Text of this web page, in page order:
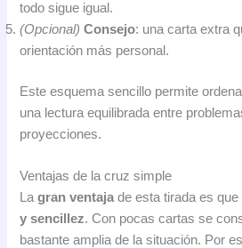
todo sigue igual.
(Opcional) Consejo: una carta extra
orientación más personal.
Este esquema sencillo permite
una lectura equilibrada entre
proyecciones.
Ventajas de la cruz simple
Lagran ventajade esta tirada es que
y sencillez. Con pocas cartas se
bastante amplia de la situación. Por